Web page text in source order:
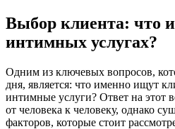
Выбор клиента: что
интимных услугах?
Одним из ключевых вопросов,
дня, является: что именно ищут
интимные услуги? Ответ на этот
от человека к человеку, однако
факторов, которые стоит